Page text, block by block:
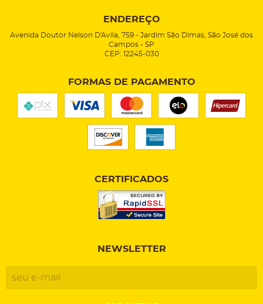
ENDEREÇO
Avenida Doutor Nelson D'Avila, 759 - Jardim São Dimas, São José dos
Campos - SP
CEP: 12245-030
FORMAS DE PAGAMENTO
CERTIFICADOS
NEWSLETTER